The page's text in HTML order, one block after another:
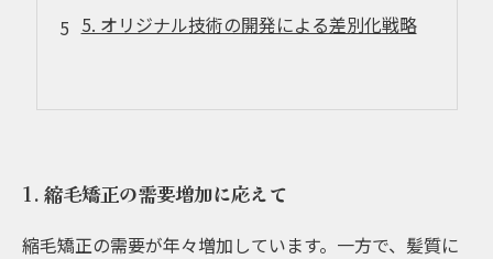
5. オリジナル技術の開発による差別化戦略
1. 縮毛矯正の需要増加に応えて
縮毛矯正の需要が年々増加しています。一方で、髪質に